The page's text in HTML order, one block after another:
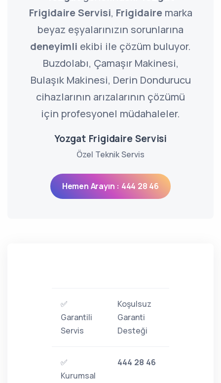
Frigidaire Servisi, Frigidairemarka
beyaz eşyalarınızın sorunlarına
deneyimli ekibi ile çözüm buluyor.
Buzdolabı, Çamaşır Makinesi,
Bulaşık Makinesi, Derin Dondurucu
cihazlarının arızalarının çözümü
için profesyonel müdahaleler.
Yozgat Frigidaire Servisi
Özel Teknik Servis
Hemen Arayın : 444 28 46
✅
Garantili
Servis
Koşulsuz
Garanti
Desteği
✅
Kurumsal
444 28 46